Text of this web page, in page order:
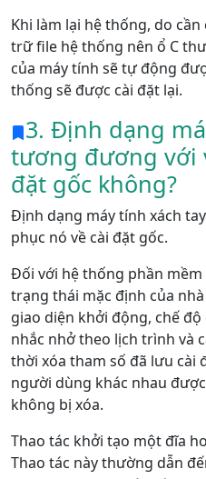
Khi làm lại hệ thống, do
trữ file hệ thống nên ổ C
của máy tính sẽ tự động
thống sẽ được cài đặt lại.
3. Định dạng
tương đương với
đặt gốc không?
Định dạng máy tính xách
phục nó về cài đặt gốc.
Đối với hệ thống phần
trạng thái mặc định của
giao diện khởi động, chế
nhắc nhở theo lịch trình và
thời xóa tham số đã lưu cài
người dùng khác nhau
không bị xóa.
Thao tác khởi tạo một đĩa
Thao tác này thường dẫn